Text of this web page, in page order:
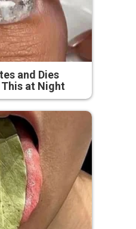
and Dies
This at Night